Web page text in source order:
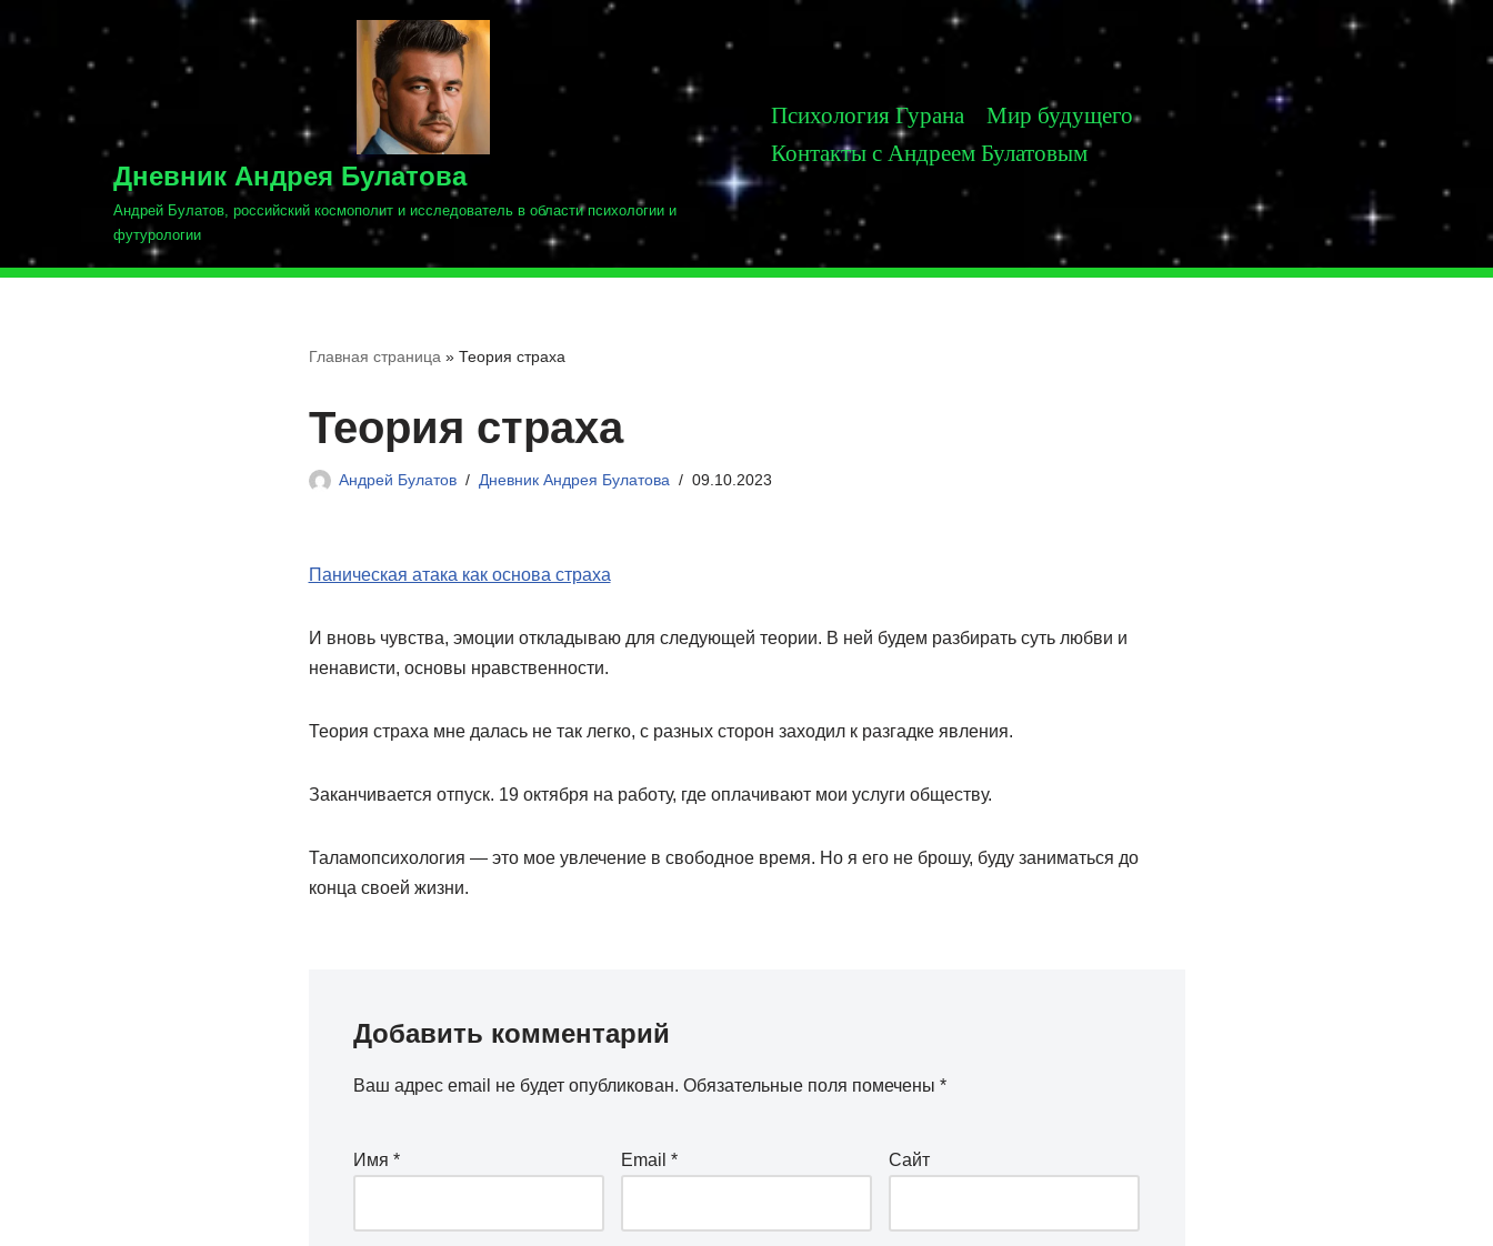
Перейти
содержимому
Дневник Андрея Булатова
Андрей Булатов, российский космополит и исследователь в области психологии и
футурологии
Психология Гурана
Мир будущего
Контакты с Андреем Булатовым
Главная страница » Теория страха
Теория страха
Андрей Булатов Дневник Андрея Булатова 09.10.2023
Паническая атака как основа страха
И вновь чувства, эмоции откладываю для следующей теории. В ней будем разбирать суть любви и
ненависти, основы нравственности.
Теория страха мне далась не так легко, с разных сторон заходил к разгадке явления.
Заканчивается отпуск. 19 октября на работу, где оплачивают мои услуги обществу.
Таламопсихология — это мое увлечение в свободное время. Но я его не брошу, буду заниматься до
конца своей жизни.
Добавить комментарий
Ваш адрес email не будет опубликован. Обязательные поля помечены *
Имя * Email * Сайт